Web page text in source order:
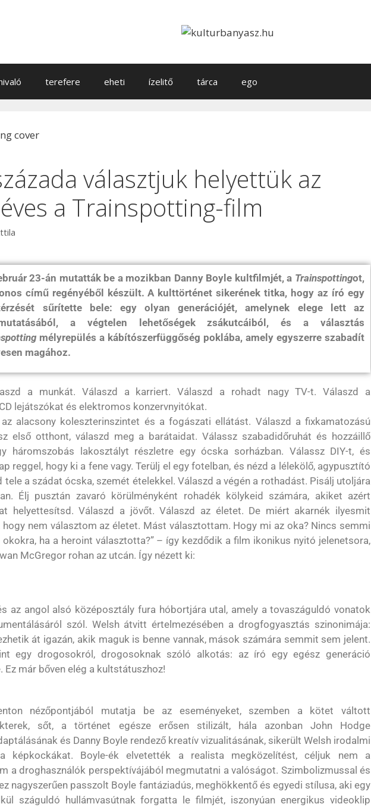
terefere eheti ízelitő tárca ego
választjuk helyettük az
a Trainspotting-film
23-án mutatták be a mozikban Danny Boyle kultfilmjét, a Trainspottingot,
című regényéből készült. A kulttörténet sikerének titka, hogy az író egy
sűrítette bele: egy olyan generációjét, amelynek elege lett az
a végtelen lehetőségek zsákutcáiból, és a választás
mélyrepülés a kábítószerfüggőség poklába, amely egyszerre szabadít
magához.
a munkát. Válaszd a karriert. Válaszd a rohadt nagy TV-t. Válaszd a
lejátszókat és elektromos konzervnyitókat.
alacsony koleszterinszintet és a fogászati ellátást. Válaszd a fixkamatozású
első otthont, válaszd meg a barátaidat. Válassz szabadidőruhát és hozzáillő
háromszobás lakosztályt részletre egy ócska sorházban. Válassz DIY-t, és
reggel, hogy ki a fene vagy. Terülj el egy fotelban, és nézd a lélekölő, agypusztító
tele a szádat ócska, szemét ételekkel. Válaszd a végén a rothadást. Pisálj utoljára
Élj pusztán zavaró körülményként rohadék kölykeid számára, akiket azért
helyettesítsd. Válaszd a jövőt. Válaszd az életet. De miért akarnék ilyesmit
nem választom az életet. Mást választottam. Hogy mi az oka? Nincs semmi
ha a heroint választotta?” – így kezdődik a film ikonikus nyitó jelenetsora,
McGregor rohan az utcán. Így nézett ki:
az angol alsó középosztály fura hóbortjára utal, amely a tovaszáguldó vonatok
szól. Welsh átvitt értelmezésében a drogfogyasztás szinonimája:
át igazán, akik maguk is benne vannak, mások számára semmit sem jelent.
egy drogosokról, drogosoknak szóló alkotás: az író egy egész generáció
már bőven elég a kultstátuszhoz!
nézőpontjából mutatja be az eseményeket, szemben a kötet váltott
sőt, a történet egésze erősen stilizált, hála azonban John Hodge
és Danny Boyle rendező kreatív vizualitásának, sikerült Welsh irodalmi
képkockákat. Boyle-ék elvetették a realista megközelítést, céljuk nem a
a droghasználók perspektívájából megmutatni a valóságot. Szimbolizmussal és
nagyszerűen passzolt Boyle fantáziadús, meghökkentő és egyedi stílusa, aki egy
száguldó hullámvasútnak forgatta le filmjét, iszonyúan energikus videoklip